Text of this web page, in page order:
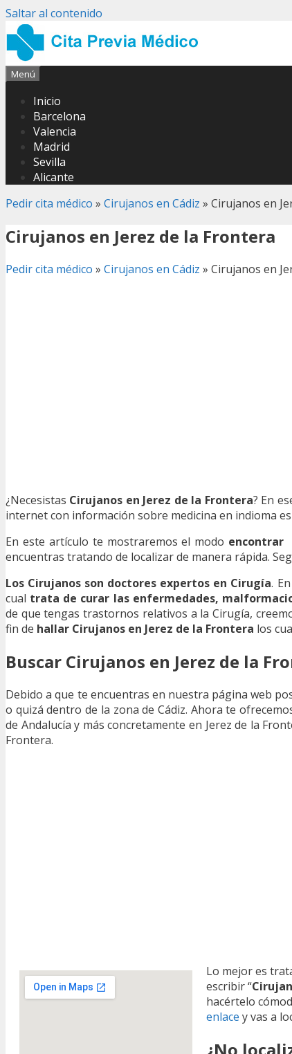
Saltar al contenido
Menú
Inicio
Barcelona
Valencia
Madrid
Sevilla
Alicante
Pedir cita médico » Cirujanos en Cádiz » Cirujanos en
Cirujanos en Jerez de la Frontera
Pedir cita médico » Cirujanos en Cádiz » Cirujanos en
¿Necesistas Cirujanos en Jerez de la Frontera? En
internet con información sobre medicina en indioma
En este artículo te mostraremos el modo encontrar
encuentras tratando de localizar de manera rápida.
Los Cirujanos son doctores expertos en Cirugía.
cual trata de curar las enfermedades,
de que tengas trastornos relativos a la Cirugía,
fin de hallar Cirujanos en Jerez de la Frontera los
Buscar Cirujanos en Jerez de la
Debido a que te encuentras en nuestra página web
o quizá dentro de la zona de Cádiz. Ahora te
de Andalucía y más concretamente en Jerez de la
Frontera.
Lo mejor es
escribir “
hacértelo
enlace y vas a
¿No